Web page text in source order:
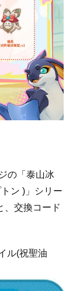
の「泰山冰
ン )」シリー
、交換コード
ル(祝聖油